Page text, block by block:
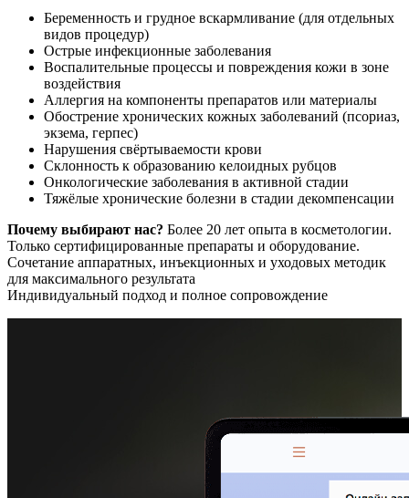
Беременность и грудное вскармливание (для отдельных
видов процедур)
Острые инфекционные заболевания
Воспалительные процессы и повреждения кожи в зоне
воздействия
Аллергия на компоненты препаратов или материалы
Обострение хронических кожных заболеваний (псориаз,
экзема, герпес)
Нарушения свёртываемости крови
Склонность к образованию келоидных рубцов
Онкологические заболевания в активной стадии
Тяжёлые хронические болезни в стадии декомпенсации
Почему выбирают нас? Более 20 лет опыта в косметологии.
Только сертифицированные препараты и оборудование.
Сочетание аппаратных, инъекционных и уходовых методик
для максимального результата
Индивидуальный подход и полное сопровождение